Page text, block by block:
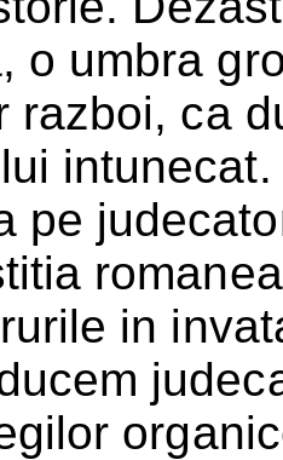
o umbra
razboi, ca
pe
in